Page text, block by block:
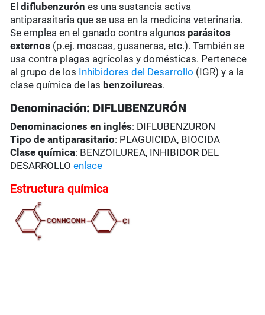
Eldiflubenzurón es una sustancia activa
antiparasitaria que se usa en la medicina veterinaria.
Se emplea en el ganado contra algunos parásitos
externos (p.ej. moscas, gusaneras, etc.). También se
usa contra plagas agrícolas y domésticas. Pertenece
al grupo de los Inhibidores del Desarrollo (IGR) y a la
clase química de las benzoilureas.
Denominación: DIFLUBENZURÓN
Denominaciones en inglés: DIFLUBENZURON
Tipo de antiparasitario: PLAGUICIDA, BIOCIDA
Clase química: BENZOILUREA, INHIBIDOR DEL
DESARROLLOenlace
Estructura química